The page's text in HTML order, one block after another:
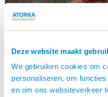
Deze website maakt
We gebruiken cookies om
personaliseren, om
en om ons websiteverkeer